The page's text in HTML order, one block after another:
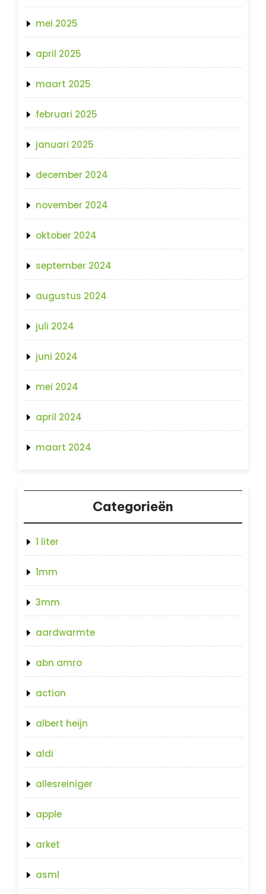
mei 2025
april 2025
maart 2025
februari 2025
januari 2025
december 2024
november 2024
oktober 2024
september 2024
augustus 2024
juli 2024
juni 2024
mei 2024
april 2024
maart 2024
Categorieën
1 liter
1mm
3mm
aardwarmte
abn amro
action
albert heijn
aldi
allesreiniger
apple
arket
asml